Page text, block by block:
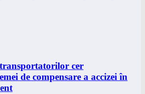
cer
de compensare a accizei în